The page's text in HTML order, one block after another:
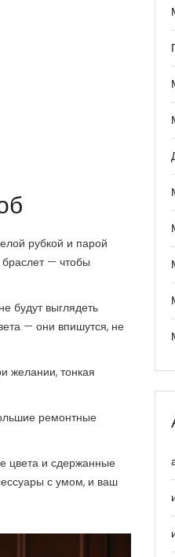
рубкой и парой
— чтобы
будут выглядеть
— они впишутся, не
желании, тонкая
ремонтные
цвета и сдержанные
с умом, и ваш